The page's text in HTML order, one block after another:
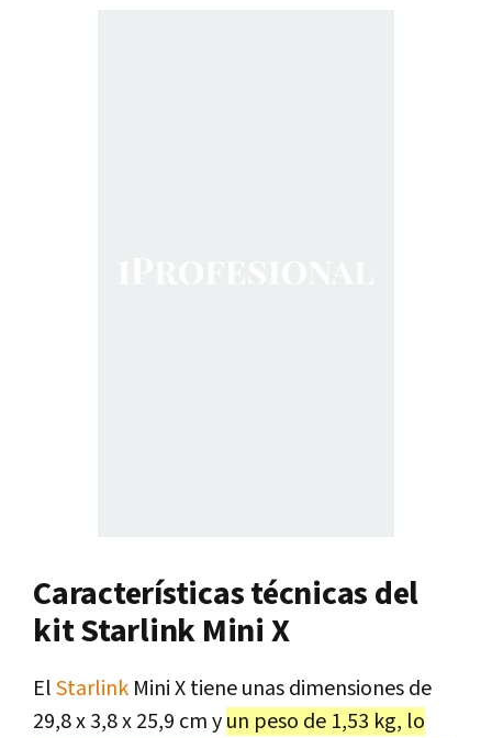
Características técnicas del
kit Starlink Mini X
ElStarlink Mini X tiene unas dimensiones de
29,8 x 3,8 x 25,9 cm yun peso de 1,53 kg, lo